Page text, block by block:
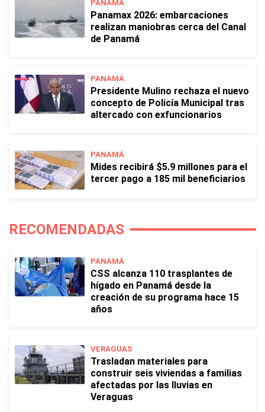
PANAMÁ
Panamax 2026: embarcaciones
realizan maniobras cerca del Canal
de Panamá
PANAMÁ
Presidente Mulino rechaza el nuevo
concepto de Policía Municipal tras
altercado con exfuncionarios
PANAMÁ
Mides recibirá $5.9 millones para el
tercer pago a 185 mil beneficiarios
RECOMENDADAS
PANAMÁ
CSS alcanza 110 trasplantes de
hígado en Panamá desde la
creación de su programa hace 15
años
VERAGUAS
Trasladan materiales para
construir seis viviendas a familias
afectadas por las lluvias en
Veraguas